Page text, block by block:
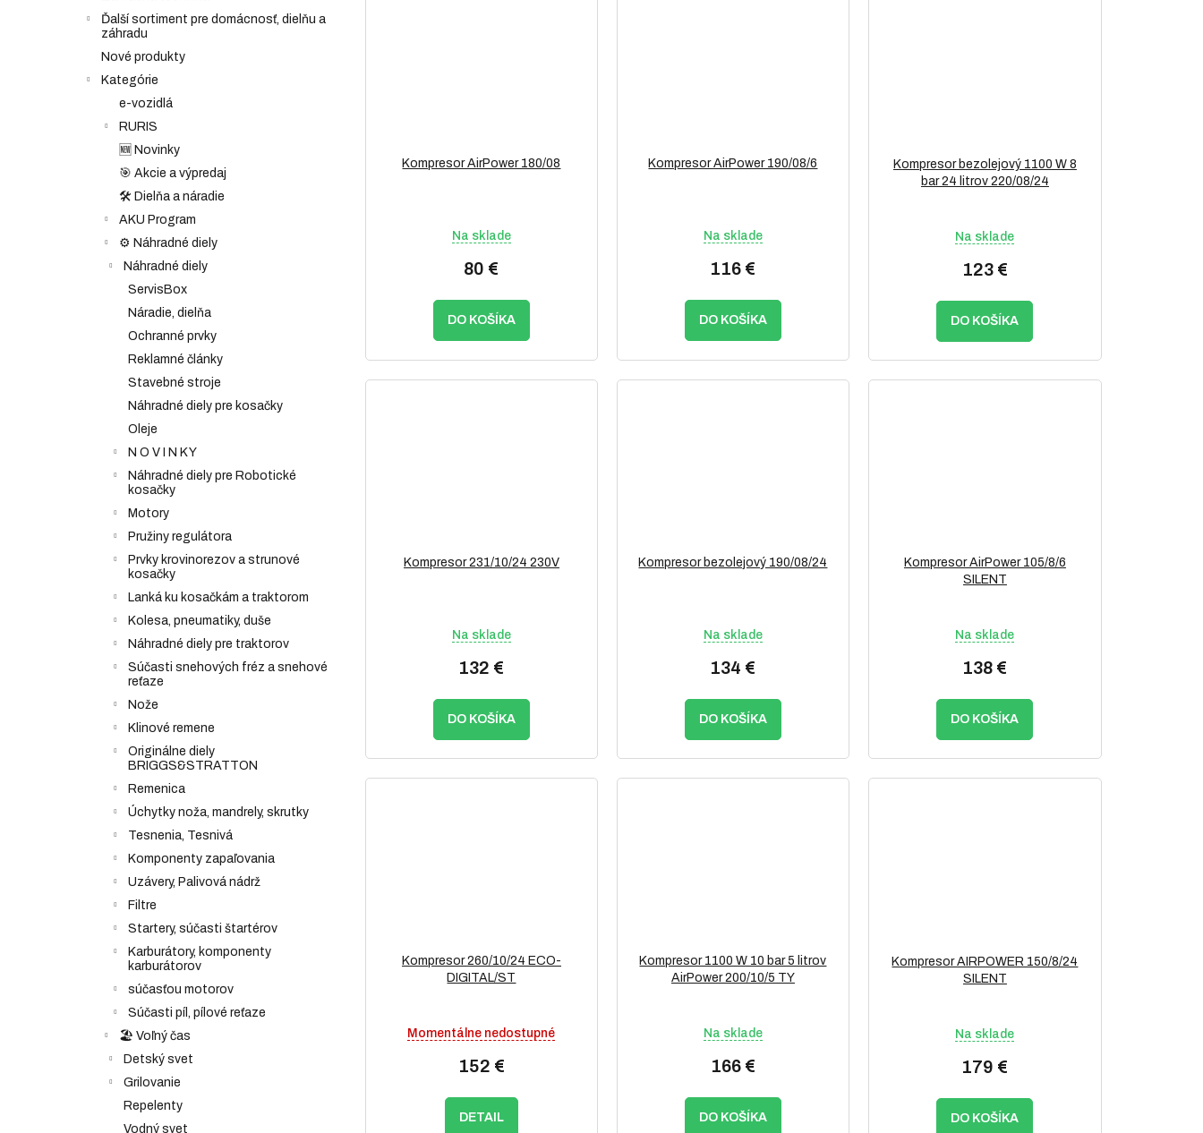
Ďalší sortiment pre domácnosť, dielňu a
záhradu
Nové produkty
Kategórie
e-vozidlá
RURIS
🆕 Novinky
🎯 Akcie a výpredaj
🛠️ Dielňa a náradie
AKU Program
⚙️ Náhradné diely
Náhradné diely
ServisBox
Náradie, dielňa
Ochranné prvky
Reklamné články
Stavebné stroje
Náhradné diely pre kosačky
Oleje
N O V I N K Y
Náhradné diely pre Robotické
kosačky
Motory
Pružiny regulátora
Prvky krovinorezov a strunové
kosačky
Lanká ku kosačkám a traktorom
Kolesa, pneumatiky, duše
Náhradné diely pre traktorov
Súčasti snehových fréz a snehové
reťaze
Nože
Klinové remene
Originálne diely
BRIGGS&STRATTON
Remenica
Úchytky noža, mandrely, skrutky
Tesnenia, Tesnivá
Komponenty zapaľovania
Uzávery, Palivová nádrž
Filtre
Startery, súčasti štartérov
Karburátory, komponenty
karburátorov
súčasťou motorov
Súčasti píl, pílové reťaze
🏖️ Voľný čas
Detský svet
Grilovanie
Repelenty
Vodný svet
Kompresor AirPower 180/08
Na sklade
80 €
DO KOŠÍKA
Kompresor AirPower 190/08/6
Na sklade
116 €
DO KOŠÍKA
Kompresor bezolejový 1100 W 8
bar 24 litrov 220/08/24
Na sklade
123 €
DO KOŠÍKA
Kompresor 231/10/24 230V
Na sklade
132 €
DO KOŠÍKA
Kompresor bezolejový 190/08/24
Na sklade
134 €
DO KOŠÍKA
Kompresor AirPower 105/8/6
SILENT
Na sklade
138 €
DO KOŠÍKA
Kompresor 260/10/24 ECO-
DIGITAL/ST
Momentálne nedostupné
152 €
DETAIL
Kompresor 1100 W 10 bar 5 litrov
AirPower 200/10/5 TY
Na sklade
166 €
DO KOŠÍKA
Kompresor AIRPOWER 150/8/24
SILENT
Na sklade
179 €
DO KOŠÍKA